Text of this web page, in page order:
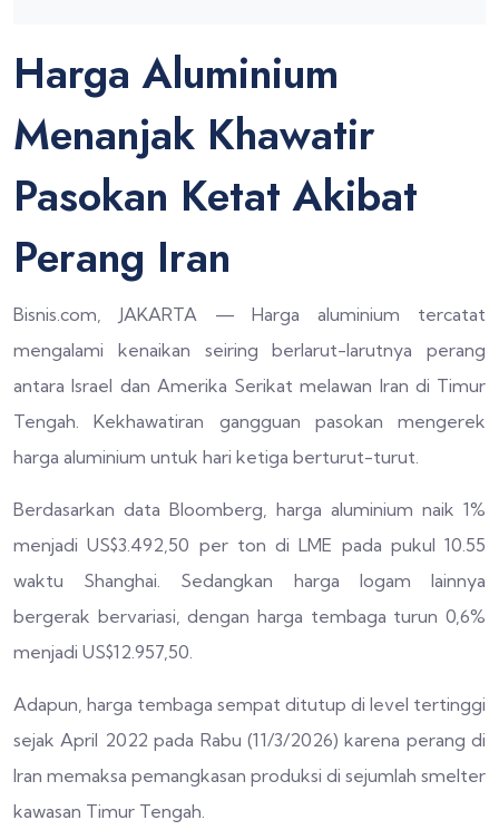
Harga Aluminium
Menanjak Khawatir
Pasokan Ketat Akibat
Perang Iran
Bisnis.com, JAKARTA — Harga aluminium tercatat
mengalami kenaikan seiring berlarut-larutnya perang
antara Israel dan Amerika Serikat melawan Iran di Timur
Tengah. Kekhawatiran gangguan pasokan mengerek
harga aluminium untuk hari ketiga berturut-turut.
Berdasarkan data Bloomberg, harga aluminium naik 1%
menjadi US$3.492,50 per ton di LME pada pukul 10.55
waktu Shanghai. Sedangkan harga logam lainnya
bergerak bervariasi, dengan harga tembaga turun 0,6%
menjadi US$12.957,50.
Adapun, harga tembaga sempat ditutup di level tertinggi
sejak April 2022 pada Rabu (11/3/2026) karena perang di
Iran memaksa pemangkasan produksi di sejumlah smelter
kawasan Timur Tengah.